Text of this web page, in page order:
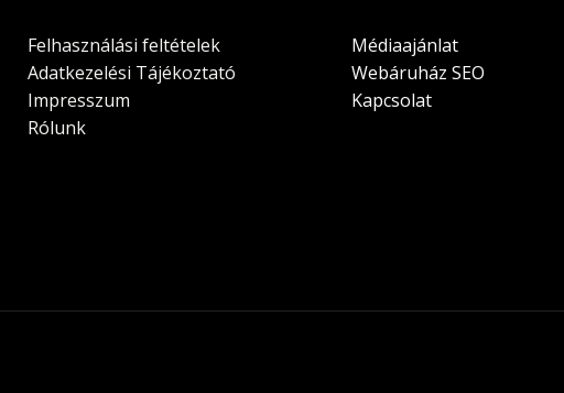
Felhasználási feltételek
Adatkezelési Tájékoztató
Impresszum
Rólunk
Médiaajánlat
Webáruház SEO
Kapcsolat